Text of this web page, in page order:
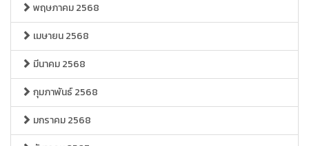
พฤษภาคม 2568
เมษายน 2568
มีนาคม 2568
กุมภาพันธ์ 2568
มกราคม 2568